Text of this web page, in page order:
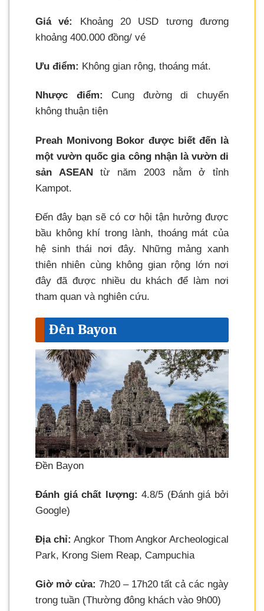
Giá vé:
Khoảng 20 USD tương đương
khoảng 400.000 đồng/ vé
Ưu điểm: Không gian rộng, thoáng mát.
Nhược điểm: Cung đường di chuyển
không thuận tiện
Preah Monivong Bokor được biết đến là
một vườn quốc gia công nhận là vườn di
sản ASEANtừ năm 2003 nằm ở tỉnh
Kampot.
Đến đây bạn sẽ có cơ hội tận hưởng được
bầu không khí trong lành, thoáng mát của
hệ sinh thái nơi đây. Những mảng xanh
thiên nhiên cùng không gian rộng lớn nơi
đây đã được nhiều du khách để làm nơi
tham quan và nghiên cứu.
Đền Bayon
Đền Bayon
Đánh giá chất lượng: 4.8/5 (Đánh giá bởi
Google)
Địa chỉ: Angkor Thom Angkor Archeological
Park, Krong Siem Reap, Campuchia
Giờ mở cửa: 7h20 – 17h20 tất cả các ngày
trong tuần (Thường đông khách vào 9h00)